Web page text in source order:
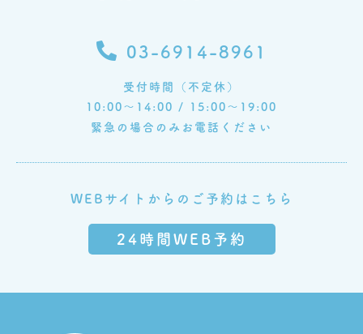
03-6914-8961
受付時間（不定休）
10:00～14:00 / 15:00～19:00
緊急の場合のみお電話ください
WEBサイトからのご予約はこちら
24時間WEB予約